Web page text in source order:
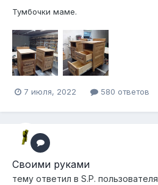
Тумбочки маме.
7 июля, 2022 580 ответов
Своими руками
тему ответил в S.P. пользователя